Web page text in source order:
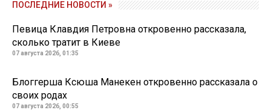
ПОСЛЕДНИЕ НОВОСТИ »
Певица Клавдия Петровна откровенно рассказала,
сколько тратит в Киеве
07 августа 2026, 01:35
Блоггерша Ксюша Манекен откровенно рассказала о
своих родах
07 августа 2026, 00:55